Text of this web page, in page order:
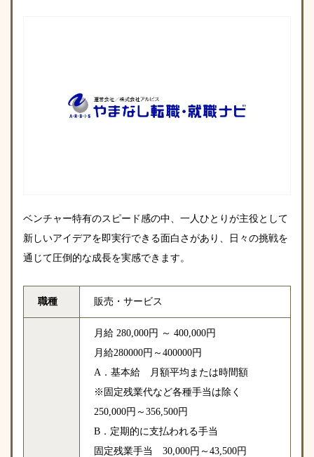
ベンチャー特有のスピード感の中、一人ひとりが主役として
新しいアイデアを即実行できる面白さがあり、日々の挑戦を
通じて圧倒的な成長を実感できます。
職種 販売・サービス
月給 280,000円 ～ 400,000円
月給280000円～400000円
A．基本給 月額平均または時間額
※固定残業代など各種手当は除く
250,000円～356,500円
B．定期的に支払われる手当
固定残業手当 30,000円～43,500円